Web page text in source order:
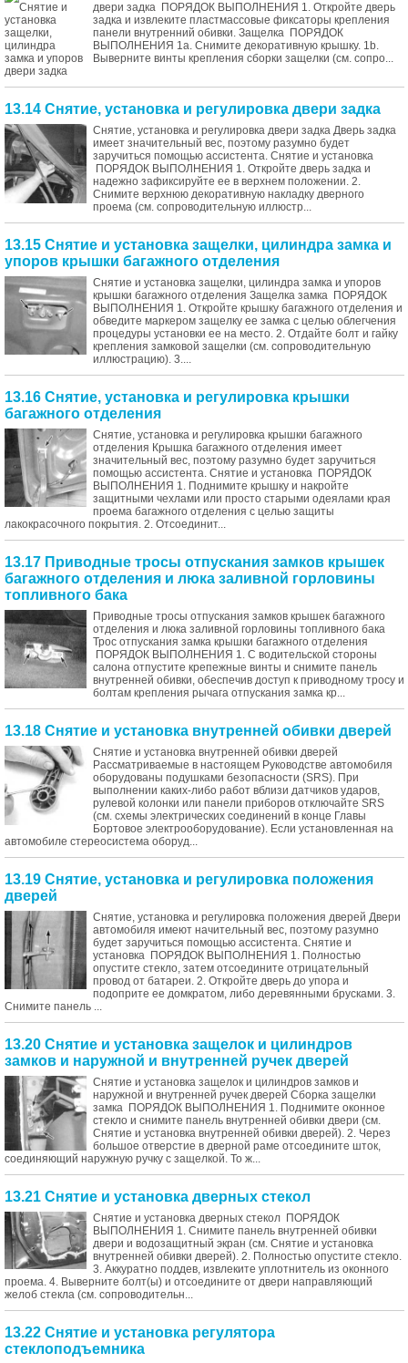
двери задка ПОРЯДОК ВЫПОЛНЕНИЯ 1. Откройте дверь
задка и извлеките пластмассовые фиксаторы крепления
панели внутренний обивки. Защелка ПОРЯДОК
ВЫПОЛНЕНИЯ 1a. Снимите декоративную крышку. 1b.
Выверните винты крепления сборки защелки (см. сопро...
13.14 Снятие, установка и регулировка двери задка
Снятие, установка и регулировка двери задка Дверь задка
имеет значительный вес, поэтому разумно будет
заручиться помощью ассистента. Снятие и установка
ПОРЯДОК ВЫПОЛНЕНИЯ 1. Откройте дверь задка и
надежно зафиксируйте ее в верхнем положении. 2.
Снимите верхнюю декоративную накладку дверного
проема (см. сопроводительную иллюстр...
13.15 Снятие и установка защелки, цилиндра замка и
упоров крышки багажного отделения
Снятие и установка защелки, цилиндра замка и упоров
крышки багажного отделения Защелка замка ПОРЯДОК
ВЫПОЛНЕНИЯ 1. Откройте крышку багажного отделения и
обведите маркером защелку ее замка с целью облегчения
процедуры установки ее на место. 2. Отдайте болт и гайку
крепления замковой защелки (см. сопроводительную
иллюстрацию). 3....
13.16 Снятие, установка и регулировка крышки
багажного отделения
Снятие, установка и регулировка крышки багажного
отделения Крышка багажного отделения имеет
значительный вес, поэтому разумно будет заручиться
помощью ассистента. Снятие и установка ПОРЯДОК
ВЫПОЛНЕНИЯ 1. Поднимите крышку и накройте
защитными чехлами или просто старыми одеялами края
проема багажного отделения с целью защиты
лакокрасочного покрытия. 2. Отсоединит...
13.17 Приводные тросы отпускания замков крышек
багажного отделения и люка заливной горловины
топливного бака
Приводные тросы отпускания замков крышек багажного
отделения и люка заливной горловины топливного бака
Трос отпускания замка крышки багажного отделения
ПОРЯДОК ВЫПОЛНЕНИЯ 1. С водительской стороны
салона отпустите крепежные винты и снимите панель
внутренней обивки, обеспечив доступ к приводному тросу и
болтам крепления рычага отпускания замка кр...
13.18 Снятие и установка внутренней обивки дверей
Снятие и установка внутренней обивки дверей
Рассматриваемые в настоящем Руководстве автомобиля
оборудованы подушками безопасности (SRS). При
выполнении каких-либо работ вблизи датчиков ударов,
рулевой колонки или панели приборов отключайте SRS
(см. схемы электрических соединений в конце Главы
Бортовое электрооборудование). Если установленная на
автомобиле стереосистема оборуд...
13.19 Снятие, установка и регулировка положения
дверей
Снятие, установка и регулировка положения дверей Двери
автомобиля имеют начительный вес, поэтому разумно
будет заручиться помощью ассистента. Снятие и
установка ПОРЯДОК ВЫПОЛНЕНИЯ 1. Полностью
опустите стекло, затем отсоедините отрицательный
провод от батареи. 2. Откройте дверь до упора и
подоприте ее домкратом, либо деревянными брусками. 3.
Снимите панель ...
13.20 Снятие и установка защелок и цилиндров
замков и наружной и внутренней ручек дверей
Снятие и установка защелок и цилиндров замков и
наружной и внутренней ручек дверей Сборка защелки
замка ПОРЯДОК ВЫПОЛНЕНИЯ 1. Поднимите оконное
стекло и снимите панель внутренней обивки двери (см.
Снятие и установка внутренней обивки дверей). 2. Через
большое отверстие в дверной раме отсоедините шток,
соединяющий наружную ручку с защелкой. То ж...
13.21 Снятие и установка дверных стекол
Снятие и установка дверных стекол ПОРЯДОК
ВЫПОЛНЕНИЯ 1. Снимите панель внутренней обивки
двери и водозащитный экран (см. Снятие и установка
внутренней обивки дверей). 2. Полностью опустите стекло.
3. Аккуратно поддев, извлеките уплотнитель из оконного
проема. 4. Выверните болт(ы) и отсоедините от двери направляющий
желоб стекла (см. сопроводительн...
13.22 Снятие и установка регулятора
стеклоподъемника